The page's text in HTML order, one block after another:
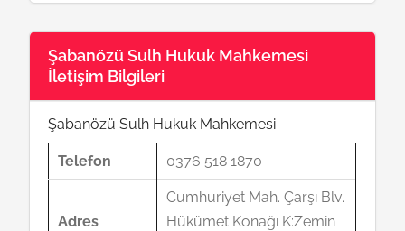
Şabanözü Sulh Hukuk Mahkemesi
İletişim Bilgileri
Şabanözü Sulh Hukuk Mahkemesi
Telefon 0376 518 1870
Adres
Cumhuriyet Mah. Çarşı Blv.
Hükümet Konağı K:Zemin